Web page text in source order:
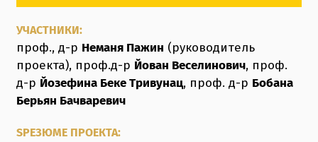
УЧАСТНИКИ:
проф., д-р Неманя Пажин (руководитель
проекта), проф.д-р Йован Веселинович, проф.
д-р Йозефина Беке Тривунац, проф. д-р Бобана
Берьян Бачваревич
SРЕЗЮМЕ ПРОЕКТА: